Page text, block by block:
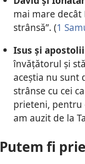
mai mare decât
strânsă”. (1
Isus și
învățătorul și
aceștia nu sunt
strânse cu cei
prieteni, pentru
am auzit de la
Putem fi